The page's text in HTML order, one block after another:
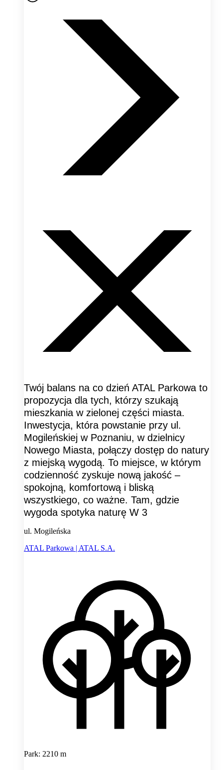
Twój balans na co dzień ATAL Parkowa to
propozycja dla tych, którzy szukają
mieszkania w zielonej części miasta.
Inwestycja, która powstanie przy ul.
Mogileńskiej w Poznaniu, w dzielnicy
Nowego Miasta, połączy dostęp do natury
z miejską wygodą. To miejsce, w którym
codzienność zyskuje nową jakość –
spokojną, komfortową i bliską
wszystkiego, co ważne. Tam, gdzie
wygoda spotyka naturę W 3
ul. Mogileńska
ATAL Parkowa | ATAL S.A.
Park: 2210 m